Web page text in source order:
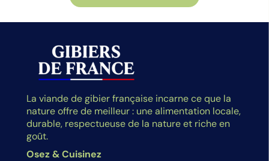
La viande de gibier française incarne ce que la
nature offre de meilleur : une alimentation locale,
durable, respectueuse de la nature et riche en
goût.
Osez & Cuisinez